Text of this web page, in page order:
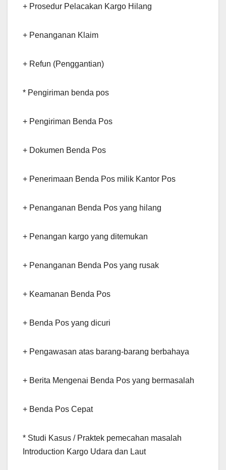
+ Prosedur Pelacakan Kargo Hilang
+ Penanganan Klaim
+ Refun (Penggantian)
* Pengiriman benda pos
+ Pengiriman Benda Pos
+ Dokumen Benda Pos
+ Penerimaan Benda Pos milik Kantor Pos
+ Penanganan Benda Pos yang hilang
+ Penangan kargo yang ditemukan
+ Penanganan Benda Pos yang rusak
+ Keamanan Benda Pos
+ Benda Pos yang dicuri
+ Pengawasan atas barang-barang berbahaya
+ Berita Mengenai Benda Pos yang bermasalah
+ Benda Pos Cepat
* Studi Kasus / Praktek pemecahan masalah
Introduction Kargo Udara dan Laut